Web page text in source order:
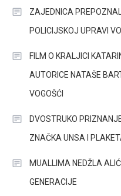
ZAJEDNICA
POLICIJSKOJ UPRAVI
FILM O KRALJICI
AUTORICE NATAŠE
VOGOŠĆI
DVOSTRUKO
ZNAČKA UNSA I
MUALLIMA NEDŽLA
GENERACIJE